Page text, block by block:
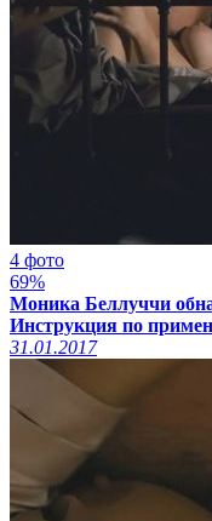
4 фото
69%
Моника Беллуччи
Инструкция по
31.01.2017